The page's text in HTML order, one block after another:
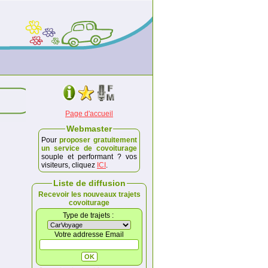
Page d'accueil
Webmaster
Pour proposer gratuitement
un service de covoiturage
souple et performant ? vos
visiteurs, cliquez ICI .
Liste de diffusion
Recevoir les nouveaux trajets
covoiturage
Type de trajets :
Votre addresse Email